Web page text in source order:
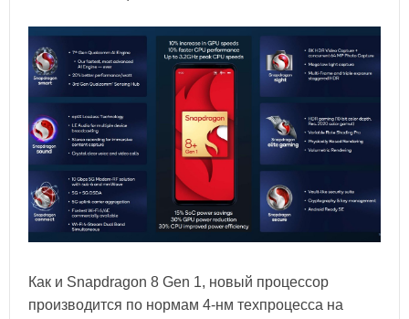
Как и Snapdragon 8 Gen 1, новый процессор
производится по нормам 4-нм техпроцесса на